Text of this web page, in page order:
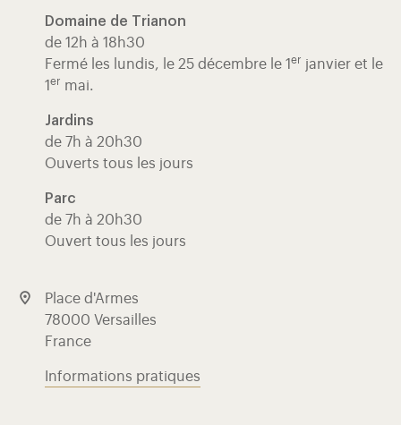
Domaine de Trianon
de 12h à 18h30
Fermé les lundis, le 25 décembre le 1 er janvier et le
1 er mai.
Jardins
de 7h à 20h30
Ouverts tous les jours
Parc
de 7h à 20h30
Ouvert tous les jours
Place d'Armes
78000 Versailles
France
Informations pratiques